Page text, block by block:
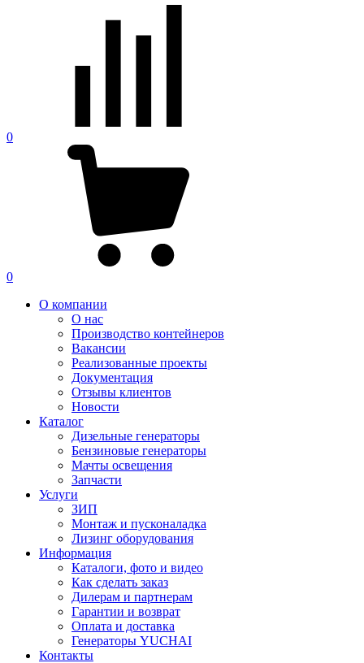
0
0
О компании
О нас
Производство контейнеров
Вакансии
Реализованные проекты
Документация
Отзывы клиентов
Новости
Каталог
Дизельные генераторы
Бензиновые генераторы
Мачты освещения
Запчасти
Услуги
ЗИП
Монтаж и пусконаладка
Лизинг оборудования
Информация
Каталоги, фото и видео
Как сделать заказ
Дилерам и партнерам
Гарантии и возврат
Оплата и доставка
Генераторы YUCHAI
Контакты